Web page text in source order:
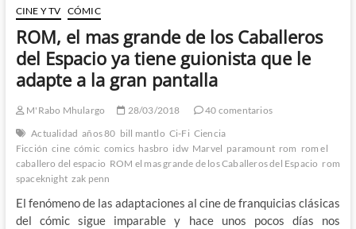
neutralizaron
la
boda
de
Brandy
Clark
y
Steve
–
ROM
Spaceknight
12
15
:
CINE Y TV CÓMIC
ROM, el mas grande de los Caballeros
del Espacio ya tiene guionista que le
adapte a la gran pantalla
M'Rabo Mhulargo 28/03/2018
40 comentarios
Actualidad años 80 bill mantlo Ci-Fi Ciencia
Ficción cine cómic comics hasbro idw Marvel paramount rom rom el
caballero del espacio ROM el mas grande de los Caballeros del Espacio rom
spaceknight zak penn
El fenómeno de las adaptaciones al cine de franquicias clásicas
del cómic sigue imparable y hace unos pocos días nos